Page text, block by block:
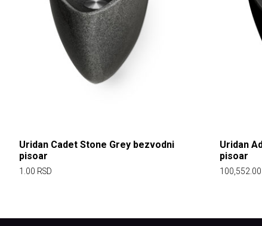
Uridan Cadet Stone Grey bezvodni
pisoar
1.00 RSD
Uridan
pisoar
100,552.00